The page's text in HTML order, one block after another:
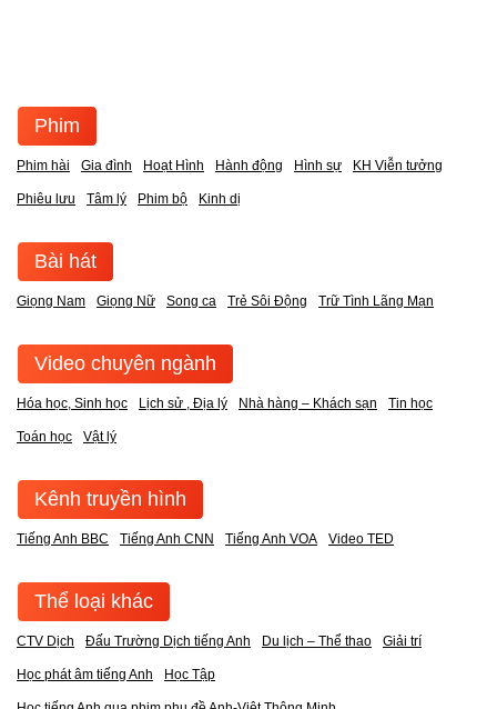
Phim
Phim hài Gia đình Hoạt Hình Hành động Hình sự KH Viễn tưởng
Phiêu lưu Tâm lý Phim bộ Kinh dị
Bài hát
Giọng Nam Giọng Nữ Song ca Trẻ Sôi Động Trữ Tình Lãng Mạn
Video chuyên ngành
Hóa học, Sinh học Lịch sử , Địa lý Nhà hàng – Khách sạn Tin học
Toán học Vật lý
Kênh truyền hình
Tiếng Anh BBC Tiếng Anh CNN Tiếng Anh VOA Video TED
Thể loại khác
CTV Dịch Đấu Trường Dịch tiếng Anh Du lịch – Thể thao Giải trí
Học phát âm tiếng Anh Học Tập